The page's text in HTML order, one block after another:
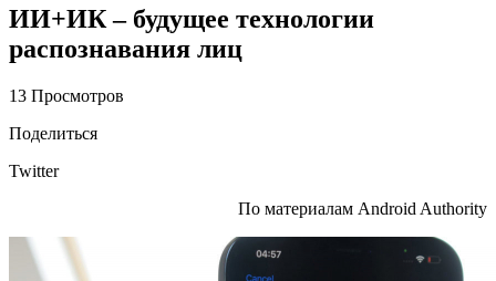
ИИ+ИК – будущее технологии
распознавания лиц
13 Просмотров
Поделиться
Twitter
По материалам Android Authority